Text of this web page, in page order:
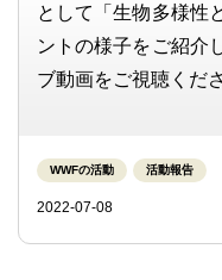
として「生物多様性
ントの様子をご紹介
ブ動画をご視聴くだ
WWFの活動 活動報告
2022-07-08